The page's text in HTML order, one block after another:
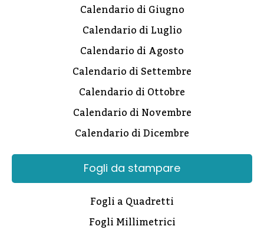
Calendario di Giugno
Calendario di Luglio
Calendario di Agosto
Calendario di Settembre
Calendario di Ottobre
Calendario di Novembre
Calendario di Dicembre
Fogli da stampare
Fogli a Quadretti
Fogli Millimetrici